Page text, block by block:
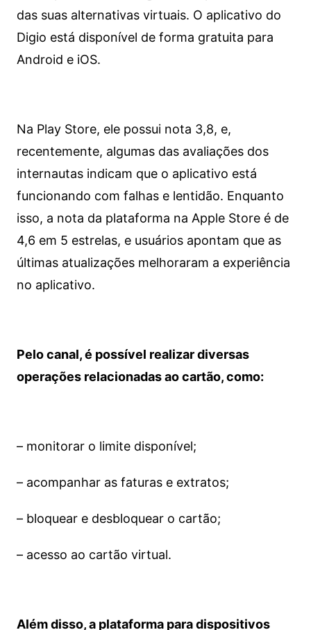
das suas alternativas virtuais. O aplicativo do
Digio está disponível de forma gratuita para
Android e iOS.
Na Play Store, ele possui nota 3,8, e,
recentemente, algumas das avaliações dos
internautas indicam que o aplicativo está
funcionando com falhas e lentidão. Enquanto
isso, a nota da plataforma na Apple Store é de
4,6 em 5 estrelas, e usuários apontam que as
últimas atualizações melhoraram a experiência
no aplicativo.
Pelo canal, é possível realizar diversas
operações relacionadas ao cartão, como:
– monitorar o limite disponível;
– acompanhar as faturas e extratos;
– bloquear e desbloquear o cartão;
– acesso ao cartão virtual.
Além disso, a plataforma para dispositivos